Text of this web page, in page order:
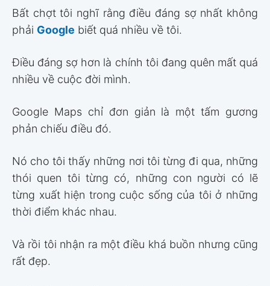
Bất chợt tôi nghĩ rằng điều đáng sợ nhất không
phải Google biết quá nhiều về tôi.
Điều đáng sợ hơn là chính tôi đang quên mất quá
nhiều về cuộc đời mình.
Google Maps chỉ đơn giản là một tấm gương
phản chiếu điều đó.
Nó cho tôi thấy những nơi tôi từng đi qua, những
thói quen tôi từng có, những con người có lẽ
từng xuất hiện trong cuộc sống của tôi ở những
thời điểm khác nhau.
Và rồi tôi nhận ra một điều khá buồn nhưng cũng
rất đẹp.